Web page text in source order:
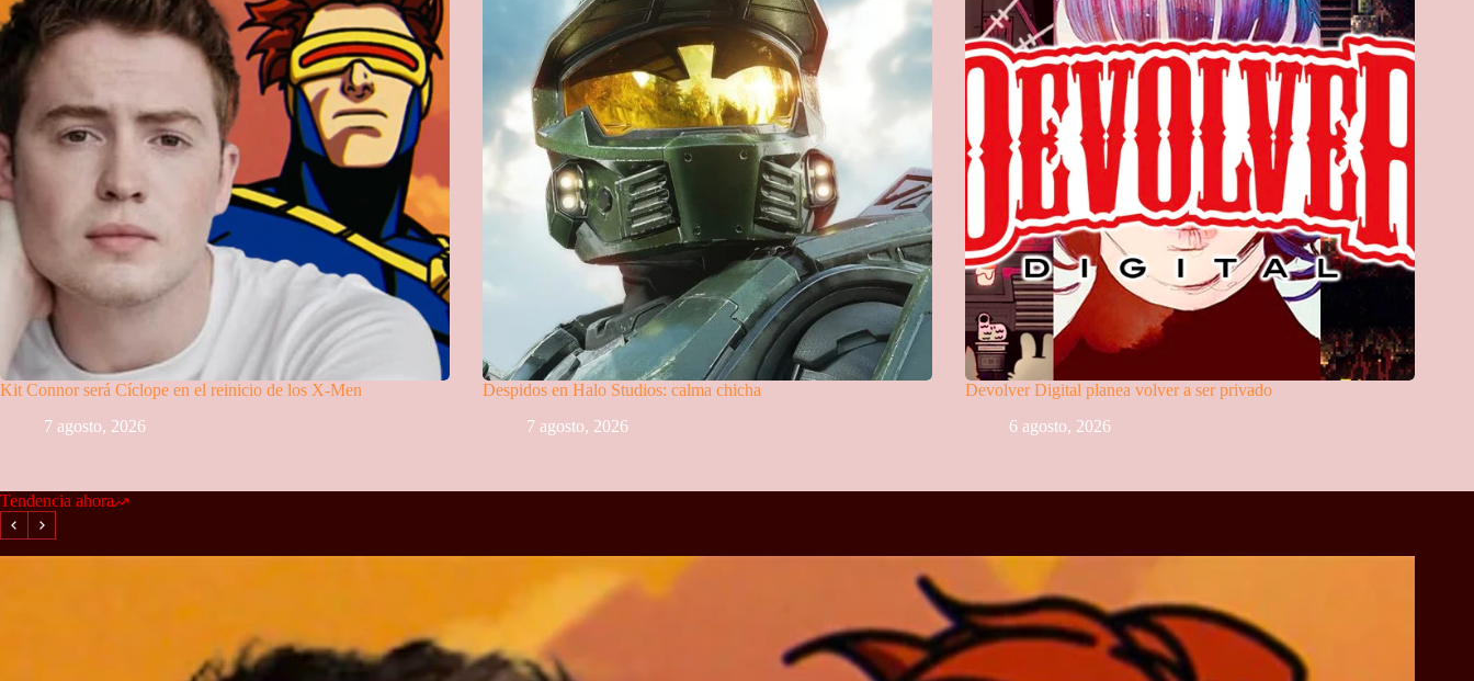
Kit Connor será Cíclope en el reinicio de los X-Men
7 agosto, 2026
Despidos en Halo Studios: calma chicha
7 agosto, 2026
Devolver Digital planea volver a ser privado
6 agosto, 2026
Tendencia ahora